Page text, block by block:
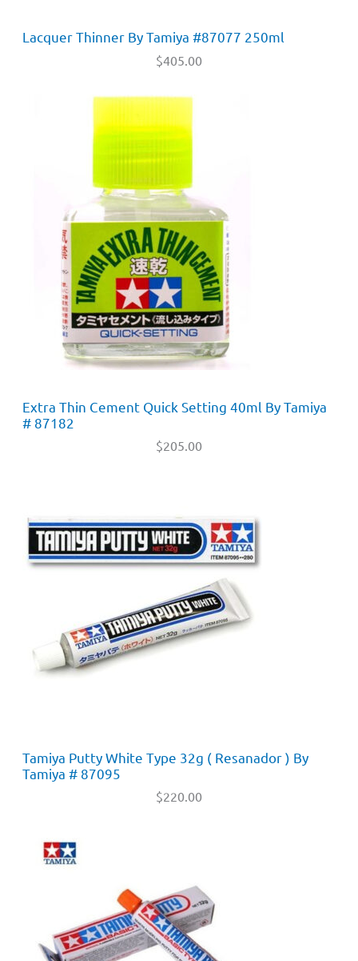
Lacquer Thinner By Tamiya #87077 250ml
$405.00
Extra Thin Cement Quick Setting 40ml By Tamiya
# 87182
$205.00
Tamiya Putty White Type 32g ( Resanador ) By
Tamiya # 87095
$220.00